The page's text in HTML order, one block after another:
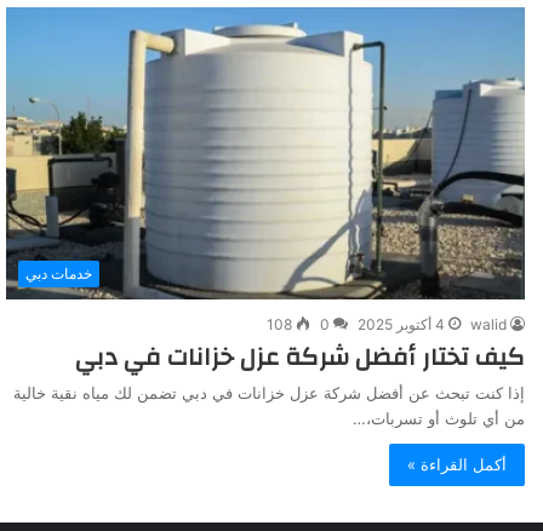
خدمات دبي
walid 4 أكتوبر 2025 0
108
كيف تختار أفضل شركة عزل خزانات في دبي
إذا كنت تبحث عن أفضل شركة عزل خزانات في دبي تضمن لك مياه نقية خالية
من أي تلوث أو تسربات،…
أكمل القراءة »